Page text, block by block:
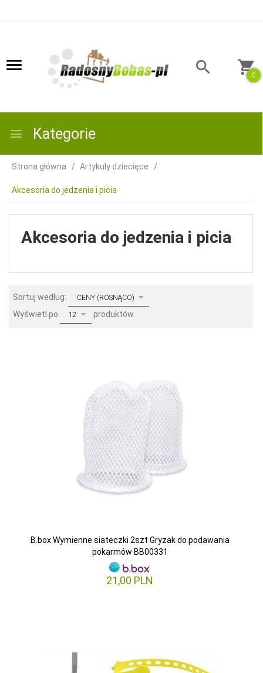
0
Kategorie
Strona główna Artykuły dziecięce
Akcesoria do jedzenia i picia
Akcesoria do jedzenia i picia
Sortuj według: sortCENY (ROSNĄCO)
Wyświetl po pop12 produktów
B.box Wymienne siateczki 2szt Gryzak do podawania
pokarmów BB00331
21,00 PLN